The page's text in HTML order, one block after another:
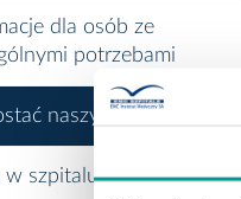
dla osób ze
potrzebami
naszym pacjentem
w szpitalu